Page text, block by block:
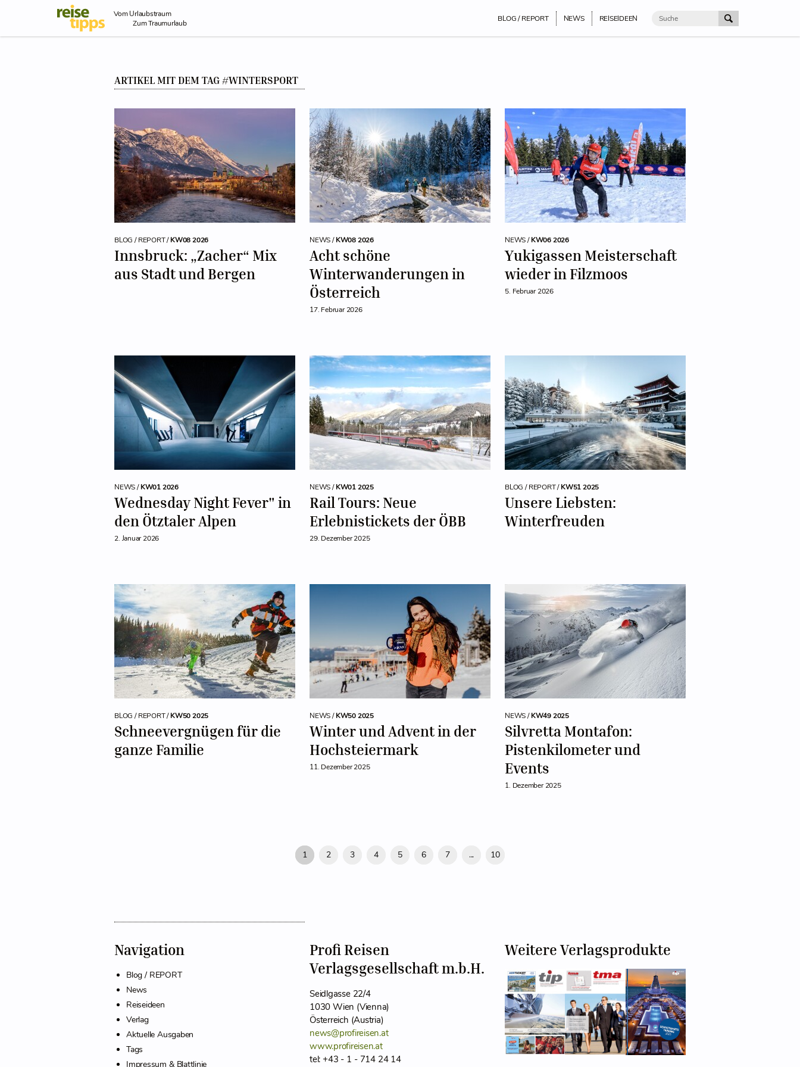
Skip to Content
Vom Urlaubstraum
Zum Traumurlaub
BLOG / REPORT NEWS REISEIDEEN
ARTIKEL MIT DEM TAG #WINTERSPORT
BLOG / REPORT /KW08 2026
Innsbruck: „Zacher“ Mix
aus Stadt und Bergen
NEWS /KW08 2026
Acht schöne
Winterwanderungen in
Österreich
17. Februar 2026
NEWS /KW06 2026
Yukigassen Meisterschaft
wieder in Filzmoos
5. Februar 2026
NEWS /KW01 2026
Wednesday Night Fever" in
den Ötztaler Alpen
2. Januar 2026
NEWS /KW01 2025
Rail Tours: Neue
Erlebnistickets der ÖBB
29. Dezember 2025
BLOG / REPORT /KW51 2025
Unsere Liebsten:
Winterfreuden
BLOG / REPORT /KW50 2025
Schneevergnügen für die
ganze Familie
NEWS /KW50 2025
Winter und Advent in der
Hochsteiermark
11. Dezember 2025
NEWS /KW49 2025
Silvretta Montafon:
Pistenkilometer und
Events
1. Dezember 2025
1 2 3 4 5 6 7 ... 10
Navigation
Blog / REPORT
News
Reiseideen
Verlag
Aktuelle Ausgaben
Tags
Impressum & Blattlinie
Profi Reisen
Verlagsgesellschaft m.b.H.
Seidlgasse 22/4
1030 Wien (Vienna)
Österreich (Austria)
news@profireisen.at
www.profireisen.at
tel: +43 - 1 - 714 24 14
Weitere Verlagsprodukte